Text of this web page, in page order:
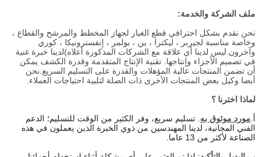
ملف الشركة والخدمة:
نحن نقدم بشكل احترافي قطع الغيار لجهاز المخطط والمرشح والقطاع ،
وخاصة مناسبة لجيربر ، ليكترا ، ين ، بولمر ، إنفسترونيكا ، كوري
وآخرون.ليس لدينا أي علاقة مع الشركات المذكورة أعلاه)لدينا خبرة غنية
في تصميم الأجزاء وإنتاجها. تقنية الإنتاج المتقدمة وقدرة الكشف يمكن
أن تضمن المنتجات عالية المؤهلات والقدرة على التسليم السريع.نحن
أيضا وكيل بعض المنتجات الأخرى ذات الصلة لتلبية احتياجات العملاء.
لماذا اخترنا ؟
أ. مورد موثوق به . تسليم سريع، وفر الكثير من الوقت للتسليم؛ الدعم
الفني المجانية، لدينا المهندسين من ذوي الخبرة الذين يعملون في هذه
الصناعة لأكثر من 13 عاما.